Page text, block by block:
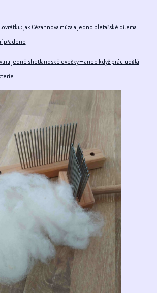
Jak Cézannova múza a jedno pletařské dilema
přadeno
vlnu jedné shetlandské ovečky — aneb když práci udělá